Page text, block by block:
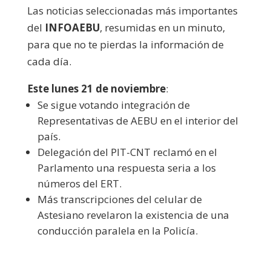
Las noticias seleccionadas más importantes
del INFOAEBU, resumidas en un minuto,
para que no te pierdas la información de
cada día.
Este lunes 21 de noviembre:
Se sigue votando integración de
Representativas de AEBU en el interior del
país.
Delegación del PIT-CNT reclamó en el
Parlamento una respuesta seria a los
números del ERT.
Más transcripciones del celular de
Astesiano revelaron la existencia de una
conducción paralela en la Policía.